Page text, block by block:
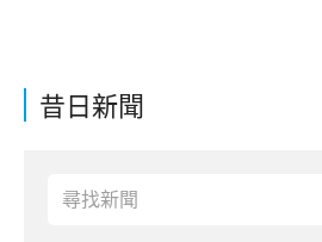
昔日新聞